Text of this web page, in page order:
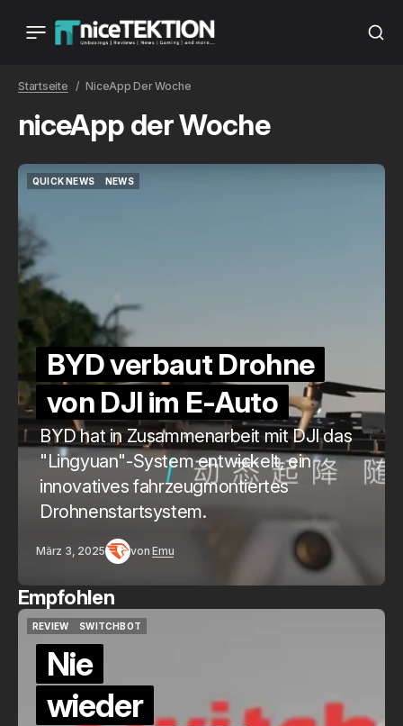
Startseite NiceApp Der Woche
niceApp der Woche
QUICK NEWS
NEWS
BYD verbaut Drohne
von DJI im E-Auto
BYD hat in Zusammenarbeit mit DJI das
"Lingyuan"-System entwickelt, ein
innovatives fahrzeugmontiertes
Drohnenstartsystem.
März 3, 2025 von Emu
Empfohlen
QUICKCHECK